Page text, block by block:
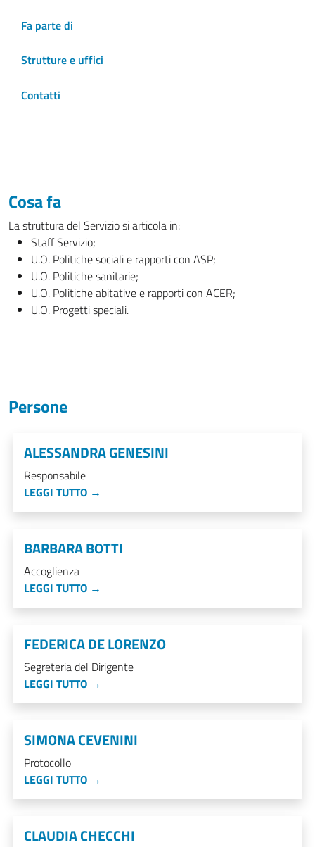
Fa parte di
Strutture e uffici
Contatti
Cosa fa
La struttura del Servizio si articola in:
Staff Servizio;
U.O. Politiche sociali e rapporti con ASP;
U.O. Politiche sanitarie;
U.O. Politiche abitative e rapporti con ACER;
U.O. Progetti speciali.
Persone
ALESSANDRA GENESINI
Responsabile
LEGGI TUTTO →
BARBARA BOTTI
Accoglienza
LEGGI TUTTO →
FEDERICA DE LORENZO
Segreteria del Dirigente
LEGGI TUTTO →
SIMONA CEVENINI
Protocollo
LEGGI TUTTO →
CLAUDIA CHECCHI